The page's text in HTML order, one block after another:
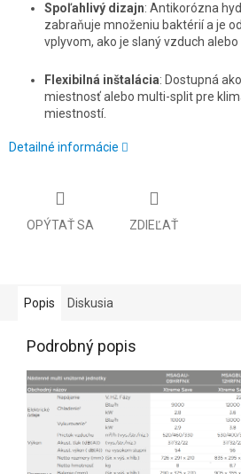
Spoľahlivý dizajn: Antikorózna
zabraňuje množeniu baktérií a je
vplyvom, ako je slaný vzduch alebo
Flexibilná inštalácia: Dostupná
miestnosť alebo multi-split pre
miestností.
Detailné informácie
OPÝTAŤ SA ZDIEĽAŤ
Popis Diskusia
Podrobný popis